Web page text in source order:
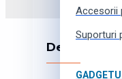
Accesorii
Suporturi
Despre